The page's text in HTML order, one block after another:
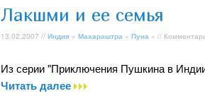
Лакшми и ее семья
13.02.2007 // Индия » Махараштра » Пуна » //
Из серии "Приключения Пушкина в
Читать далее